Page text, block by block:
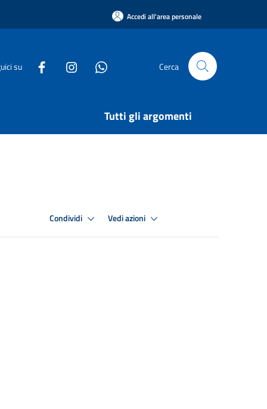
Accedi all'area personale
su Cerca
Tutti gli argomenti
Condividi Vedi azioni